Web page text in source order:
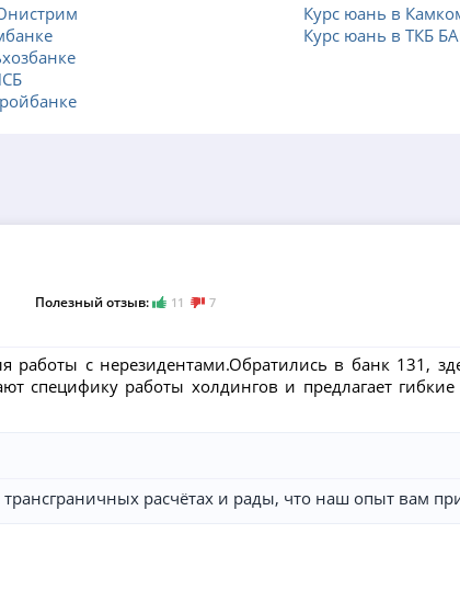
Курс юань в
Курс юань в ТКБ
Полезный отзыв: 11 7
с нерезидентами.Обратились в банк 131,
специфику работы холдингов и предлагает
расчётах и рады, что наш опыт вам